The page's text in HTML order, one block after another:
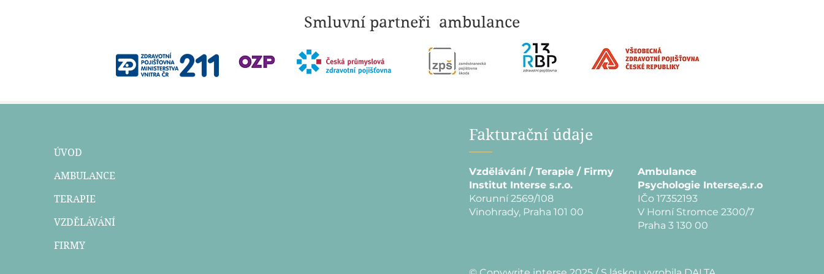
Smluvní partneři ambulance
ÚVOD
AMBULANCE
TERAPIE
VZDĚLÁVÁNÍ
FIRMY
Fakturační údaje
Vzdělávání / Terapie / Firmy
Institut Interse s.r.o.
Korunní 2569/108
Vinohrady, Praha 101 00
Ambulance
Psychologie Interse,s.r.o
IČo 17352193
V Horní Stromce 2300/7
Praha 3 130 00